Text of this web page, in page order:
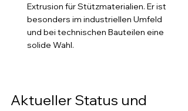
Extrusion für Stützmaterialien. Er ist
besonders im industriellen Umfeld
und bei technischen Bauteilen eine
solide Wahl.
Aktueller Status und